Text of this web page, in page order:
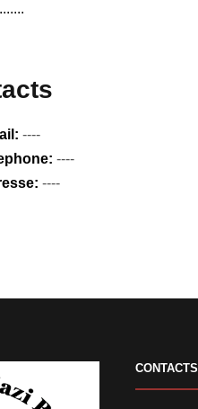
----
----
----
CONTACTS